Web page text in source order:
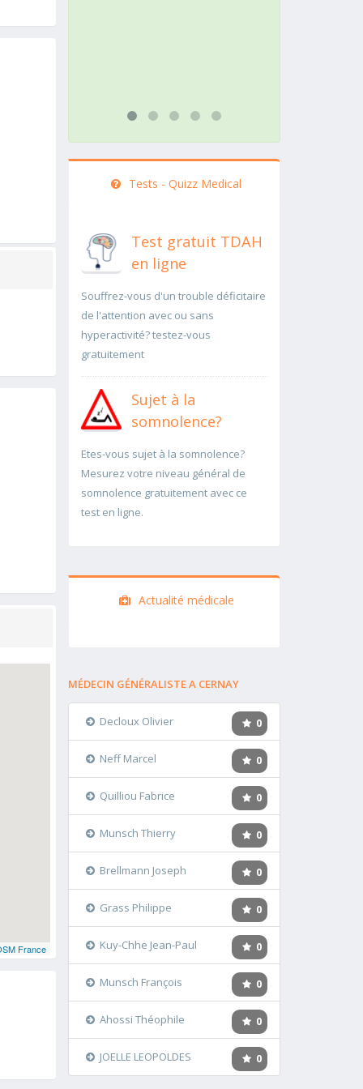
France
Tests - Quizz Medical
Test gratuit TDAH
en ligne
Souffrez-vous d'un trouble déficitaire
de l'attention avec ou sans
hyperactivité? testez-vous
gratuitement
Sujet à la
somnolence?
Etes-vous sujet à la somnolence?
Mesurez votre niveau général de
somnolence gratuitement avec ce
test en ligne.
Actualité médicale
MÉDECIN GÉNÉRALISTE A CERNAY
0
Decloux Olivier
0
Neff Marcel
0
Quilliou Fabrice
0
Munsch Thierry
0
Brellmann Joseph
0
Grass Philippe
0
Kuy-Chhe Jean-Paul
0
Munsch François
0
Ahossi Théophile
0
JOELLE LEOPOLDES